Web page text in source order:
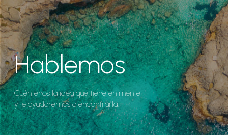
Hablemos
Cuéntenos la idea que tiene en mente
y le ayudaremos a encontrarla.